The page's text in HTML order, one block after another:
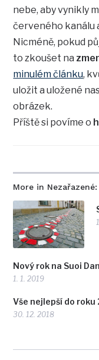
More in Nezařazené:
Nový rok na Suoi
1. 1. 2019
Vše nejlepší do roku
30. 12. 2018
nebe, aby vynikly
červeného kanálu
Nicméně, pokud
to zkoušet na
minulém článku,
uložit a uložené
obrázek.
Příště si povíme o